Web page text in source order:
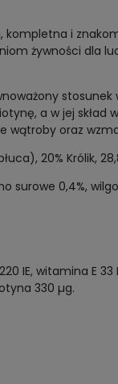
kompletna i
żywności dla
a w jej
wątroby oraz
20% Królik,
surowe 0,4%,
IE, witamina E
330 µg.